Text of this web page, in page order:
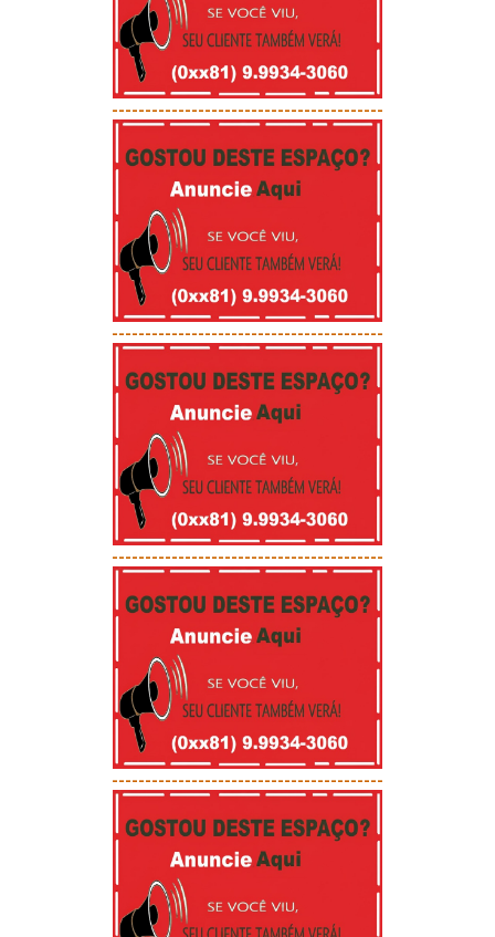
-----------------------------------------
-----------------------------------------
-----------------------------------------
-----------------------------------------